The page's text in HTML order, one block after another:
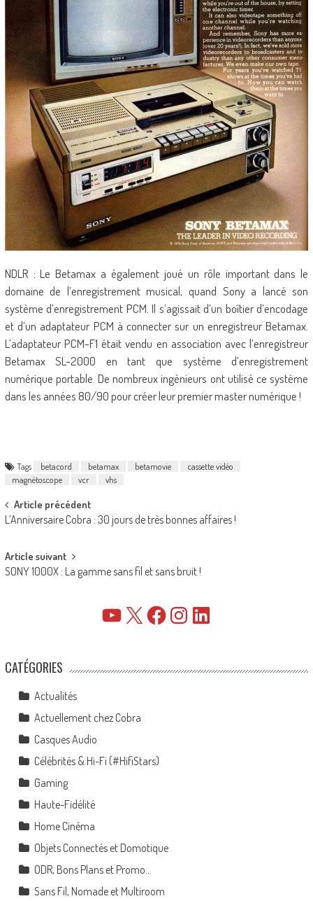
NDLR : Le Betamax a également joué un rôle important dans le
domaine de l’enregistrement musical, quand Sony a lancé son
système d’enregistrement PCM. Il s’agissait d’un boîtier d’encodage
et d’un adaptateur PCM à connecter sur un enregistreur Betamax.
L’adaptateur PCM-F1 était vendu en association avec l’enregistreur
Betamax SL-2000 en tant que système d’enregistrement
numérique portable. De nombreux ingénieurs ont utilisé ce système
dans les années 80/90 pour créer leur premier master numérique !
Tags betacord betamax betamovie
cassette vidéo
magnétoscope
vcr vhs
Post
navigation
Article précédent
L’Anniversaire Cobra : 30 jours de très bonnes affaires !
Article suivant
SONY 1000X : La gamme sans fil et sans bruit !
YouTube FacebookInstagramLinkedIn
CATÉGORIES
Actualités
Actuellement chez Cobra
Casques Audio
Célébrités & Hi-Fi (#HifiStars)
Gaming
Haute-Fidélité
Home Cinéma
Objets Connectés et Domotique
ODR, Bons Plans et Promo…
Sans Fil, Nomade et Multiroom